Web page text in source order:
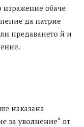
изражение обаче
да натрие
предаването й и
наказана
за уволнение“ от